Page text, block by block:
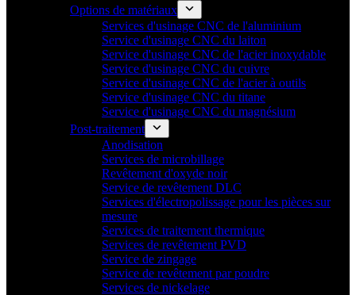
Options de matériaux
Services d'usinage CNC de l'aluminium
Service d'usinage CNC du laiton
Service d'usinage CNC de l'acier inoxydable
Service d'usinage CNC du cuivre
Service d'usinage CNC de l'acier à outils
Service d'usinage CNC du titane
Service d'usinage CNC du magnésium
Post-traitement
Anodisation
Services de microbillage
Revêtement d'oxyde noir
Service de revêtement DLC
Services d'électropolissage pour les pièces sur
mesure
Services de traitement thermique
Services de revêtement PVD
Service de zingage
Service de revêtement par poudre
Services de nickelage